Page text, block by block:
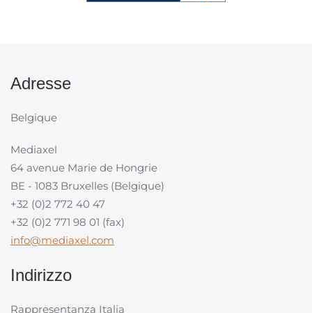
Adresse
Belgique
Mediaxel
64 avenue Marie de Hongrie
BE - 1083 Bruxelles (Belgique)
+32 (0)2 772 40 47
+32 (0)2 771 98 01 (fax)
info@mediaxel.com
Indirizzo
Rappresentanza Italia